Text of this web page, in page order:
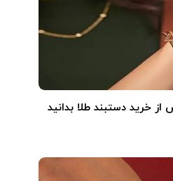
خرید دستبند طلا بدانید